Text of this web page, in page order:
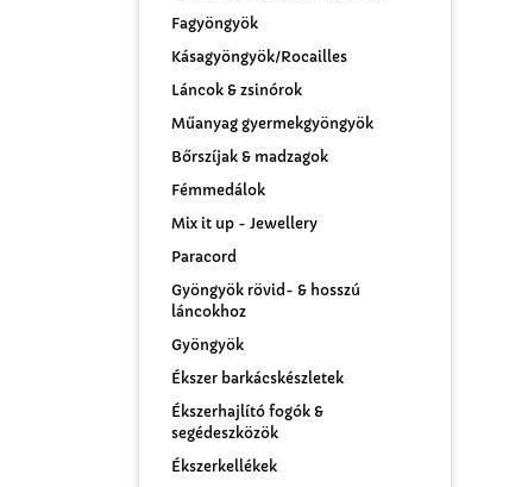
Fagyöngyök
Kásagyöngyök/Rocailles
Láncok & zsinórok
Műanyag gyermekgyöngyök
Bőrszíjak & madzagok
Fémmedálok
Mix it up - Jewellery
Paracord
Gyöngyök rövid- & hosszú
láncokhoz
Gyöngyök
Ékszer barkácskészletek
Ékszerhajlító fogók &
segédeszközök
Ékszerkellékek